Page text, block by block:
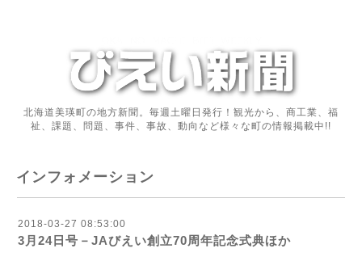
北海道美瑛町の地方新聞。毎週土曜日発行！観光から、商工業、福
祉、課題、問題、事件、事故、動向など様々な町の情報掲載中!!
インフォメーション
2018-03-27 08:53:00
3月24日号－JAびえい創立70周年記念式典ほか